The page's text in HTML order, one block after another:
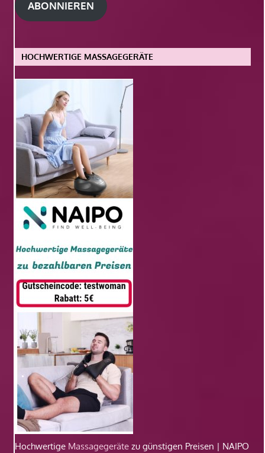
ABONNIEREN
HOCHWERTIGE MASSAGEGERÄTE
Hochwertige Massagegeräte zu günstigen Preisen | NAIPO